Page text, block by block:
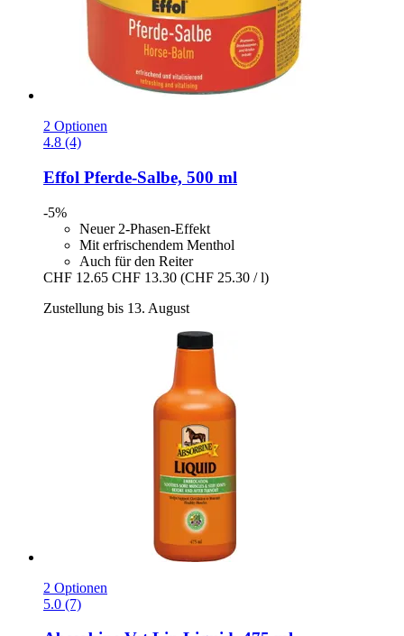
2 Optionen
4.8 (4)
Effol Pferde-​Salbe, 500 ml
-5%
Neuer 2-Phasen-Effekt
Mit erfrischendem Menthol
Auch für den Reiter
CHF 12.65 CHF 13.30 (CHF 25.30 / l)
Zustellung bis 13. August
2 Optionen
5.0 (7)